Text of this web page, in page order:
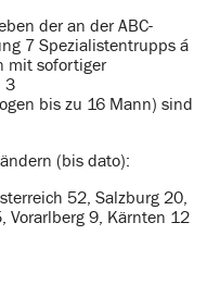
der an der ABC-
7 Spezialistentrupps á
mit sofortiger
3
bis zu 16 Mann) sind
(bis dato):
52, Salzburg 20,
Vorarlberg 9, Kärnten 12